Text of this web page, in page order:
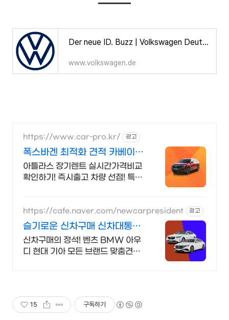
Der neue ID. Buzz | Volkswagen Deutschland
www.volkswagen.de
https://www.car-pro.kr/ 광고
폭스바겐 최적화 견적 카베이
폭스바겐 특가차량 무료견적
아틀라스 장기렌트 실시간가격비교
확인하기! 즉시출고 차량 선점! 특가
고 선점하세요.
https://cafe.naver.com/newcarpresident 광고
슬기로운 신차구매 신차대통령
장기렌트 리스 저렴한 견적
신차구매의 정석! 벤츠 BMW 아우
디 현대 기아 모든 브랜드 맞춤견적
15 구독하기